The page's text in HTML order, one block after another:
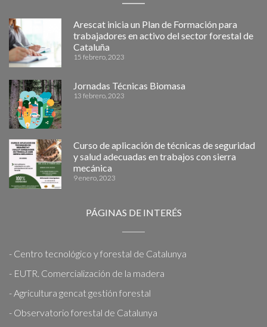
Arescat inicia un Plan de Formación para
trabajadores en activo del sector forestal de
Cataluña
15 febrero, 2023
Jornadas Técnicas Biomasa
13 febrero, 2023
Curso de aplicación de técnicas de seguridad
y salud adecuadas en trabajos con sierra
mecánica
9 enero, 2023
PÁGINAS DE INTERÉS
- Centro tecnológico y forestal de Catalunya
- EUTR. Comercialización de la madera
- Agricultura gencat gestión forestal
- Observatorio forestal de Catalunya